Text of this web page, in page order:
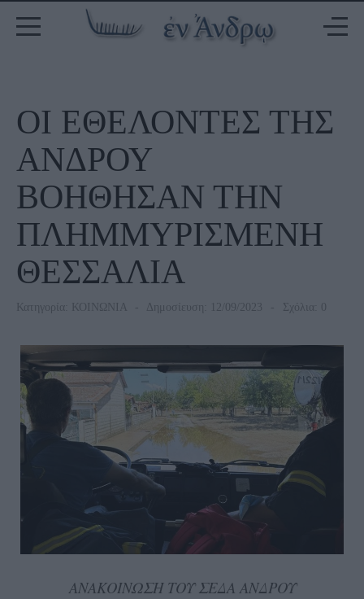
ΟΙ ΕΘΕΛΟΝΤΕΣ ΤΗΣ
ΑΝΔΡΟΥ
ΒΟΗΘΗΣΑΝ ΤΗΝ
ΠΛΗΜΜΥΡΙΣΜΕΝΗ
ΘΕΣΣΑΛΙΑ
Κατηγορία: ΚΟΙΝΩΝΙΑ Δημοσίευση: 12/09/2023 Σχόλια: 0
ΑΝΑΚΟΙΝΩΣΗ ΤΟΥ ΣΕΔΑ ΑΝΔΡΟΥ